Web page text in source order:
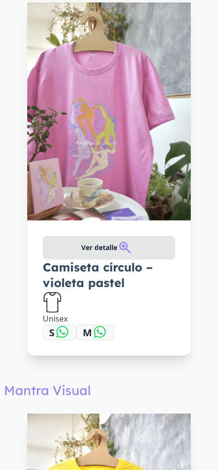
Ver detalle
Camiseta círculo –
violeta pastel
Unisex
S M
Mantra Visual